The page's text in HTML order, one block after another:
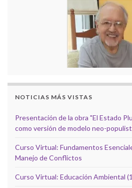
NOTICIAS MÁS VISTAS
Presentación de la obra "El Estado
como versión de modelo neo-
Curso Virtual: Fundamentos
Manejo de Conflictos
Curso Virtual: Educación Ambiental